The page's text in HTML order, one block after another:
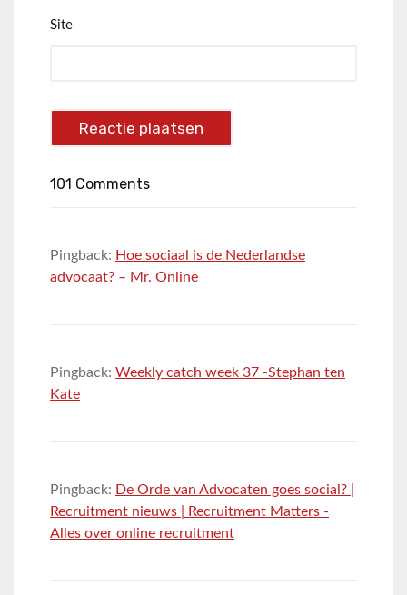
Site
101 Comments
Pingback: Hoe sociaal is de Nederlandse
advocaat? – Mr. Online
Pingback: Weekly catch week 37 -Stephan ten
Kate
Pingback: De Orde van Advocaten goes social? |
Recruitment nieuws | Recruitment Matters -
Alles over online recruitment